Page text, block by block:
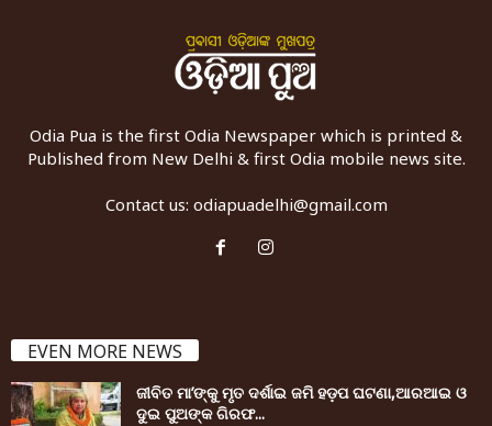
Odia Pua is the first Odia Newspaper which is printed &
Published from New Delhi & first Odia mobile news site.
Contact us: odiapuadelhi@gmail.com
EVEN MORE NEWS
ଜୀବିତ ମା’ଙ୍କୁ ମୃତ ଦର୍ଶାଇ ଜମି ହଡ଼ପ ଘଟଣା,ଆରଆଇ ଓ
ଦୁଇ ପୁଅଙ୍କ ଗିରଫ...